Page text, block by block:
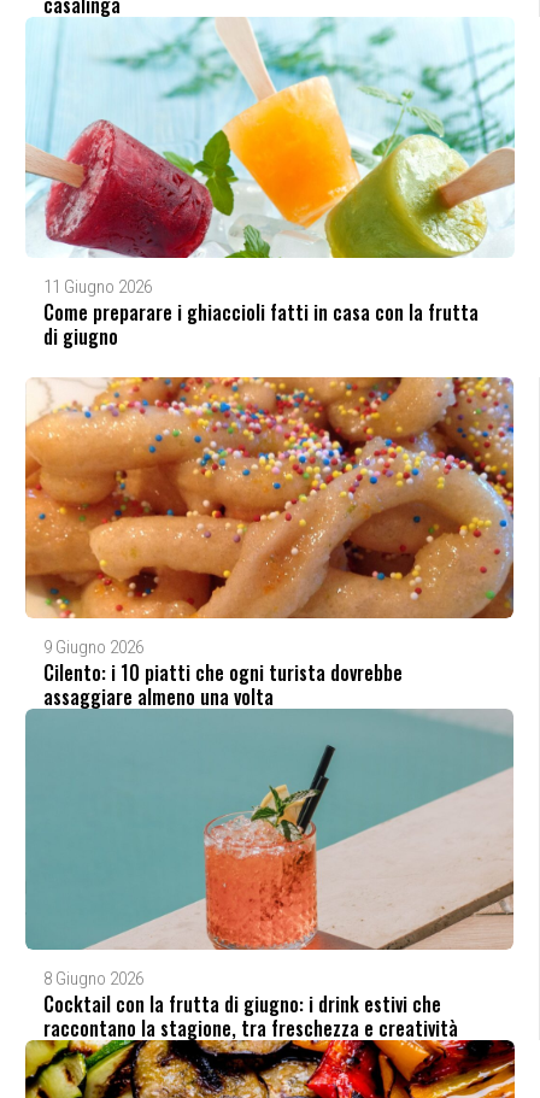
11 Giugno 2026
Come preparare i ghiaccioli fatti in casa con la frutta
di giugno
9 Giugno 2026
Cilento: i 10 piatti che ogni turista dovrebbe
assaggiare almeno una volta
8 Giugno 2026
Cocktail con la frutta di giugno: i drink estivi che
raccontano la stagione, tra freschezza e creatività